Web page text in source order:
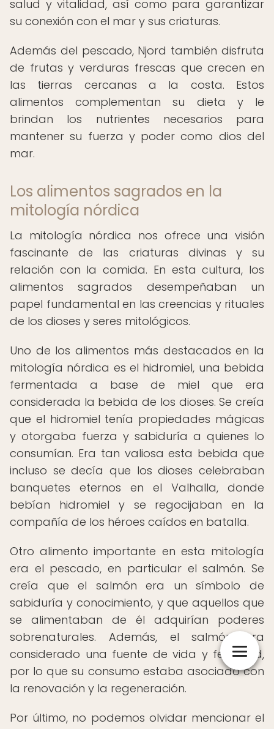
salud y vitalidad, así como para garantizar
su conexión con el mar y sus criaturas.
Además del pescado, Njord también disfruta
de frutas y verduras frescas que crecen en
las tierras cercanas a la costa. Estos
alimentos complementan su dieta y le
brindan los nutrientes necesarios para
mantener su fuerza y poder como dios del
mar.
Los alimentos sagrados en la
mitología nórdica
La mitología nórdica nos ofrece una visión
fascinante de las criaturas divinas y su
relación con la comida. En esta cultura, los
alimentos sagrados desempeñaban un
papel fundamental en las creencias y rituales
de los dioses y seres mitológicos.
Uno de los alimentos más destacados en la
mitología nórdica es el hidromiel, una bebida
fermentada a base de miel que era
considerada la bebida de los dioses. Se creía
que el hidromiel tenía propiedades mágicas
y otorgaba fuerza y sabiduría a quienes lo
consumían. Era tan valiosa esta bebida que
incluso se decía que los dioses celebraban
banquetes eternos en el Valhalla, donde
bebían hidromiel y se regocijaban en la
compañía de los héroes caídos en batalla.
Otro alimento importante en esta mitología
era el pescado, en particular el salmón. Se
creía que el salmón era un símbolo de
sabiduría y conocimiento, y que aquellos que
se alimentaban de él adquirían poderes
sobrenaturales. Además, el salmón era
considerado una fuente de vida y fertilidad,
por lo que su consumo estaba asociado con
la renovación y la regeneración.
Por último, no podemos olvidar mencionar el